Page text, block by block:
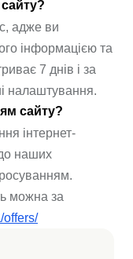
адже ви
інформацією та
7 днів і за
налаштування.
сайту?
інтернет-
наших
можна за
offers/